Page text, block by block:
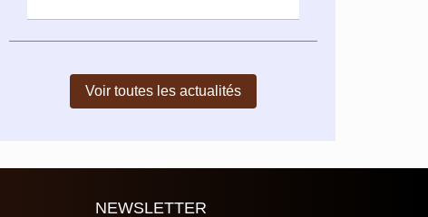
Voir toutes les actualités
NEWSLETTER